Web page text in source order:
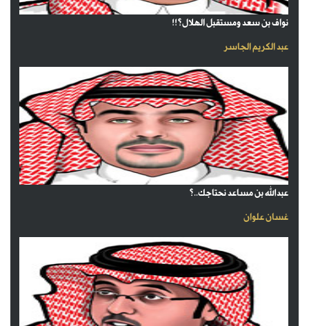
نواف بن سعد ومستقبل الهلال؟!!
عبد الكريم الجاسر
عبدالله بن مساعد نحتاجك..؟
غسان علوان